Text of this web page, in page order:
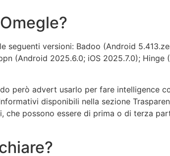
versioni: Badoo (Android
(Android 2025.6.0; iOS 2025.7.0); Hinge
però advert usarlo per fare intelligence
disponibili nella sezione
che possono essere di prima o di terza